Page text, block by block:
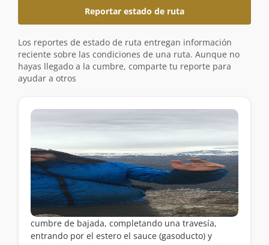
Reportar estado de ruta
Los reportes de estado de ruta entregan información
reciente sobre las condiciones de una ruta. Aunque no
hayas llegado a la cumbre, comparte tu reporte para
ayudar a otros
cumbre de bajada, completando una travesía,
entrando por el estero el sauce (gasoducto) y